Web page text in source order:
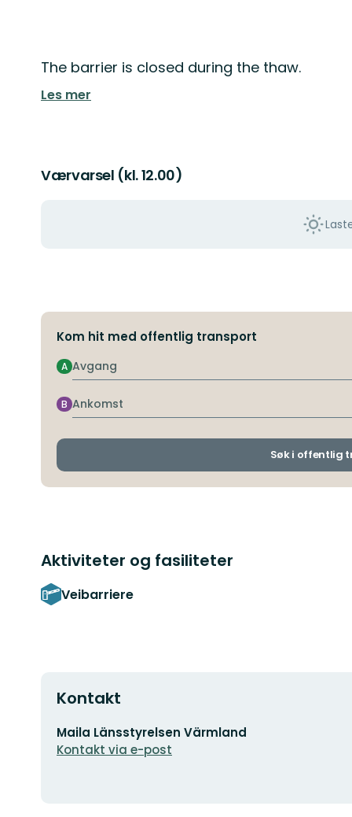
Beskrivelse
The barrier is closed during the thaw.
Les mer
Værvarsel (kl. 12.00)
Kom hit med offentlig transport
Avgang
A
Ankomst
B
Søk i offentlig
Aktiviteter og fasiliteter
Veibarriere
Kontakt
E-
postadresse
Maila Länsstyrelsen Värmland
Kontakt via e-post